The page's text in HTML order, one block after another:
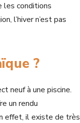
les conditions
l’hiver n’est pas
?
neuf à une piscine.
un rendu
effet, il existe de très